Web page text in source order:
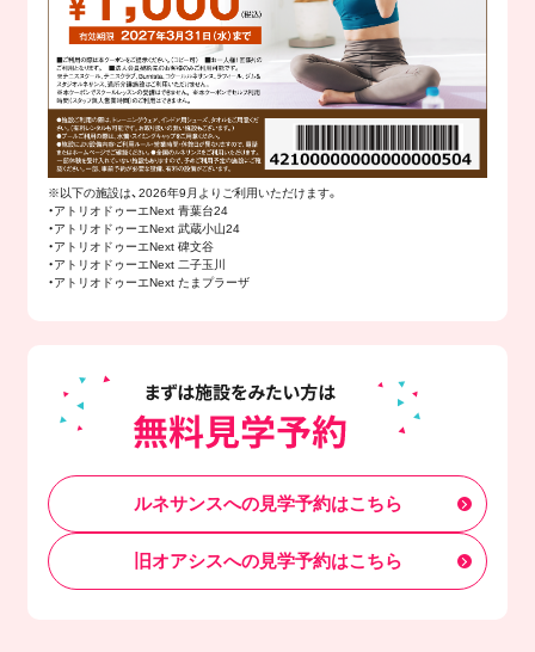
※以下の施設は、2026年9月よりご利用いただけます。
・アトリオドゥーエNext 青葉台24
・アトリオドゥーエNext 武蔵小山24
・アトリオドゥーエNext 碑文谷
・アトリオドゥーエNext 二子玉川
・アトリオドゥーエNext たまプラーザ
ルネサンスへの見学予約はこちら
旧オアシスへの見学予約はこちら